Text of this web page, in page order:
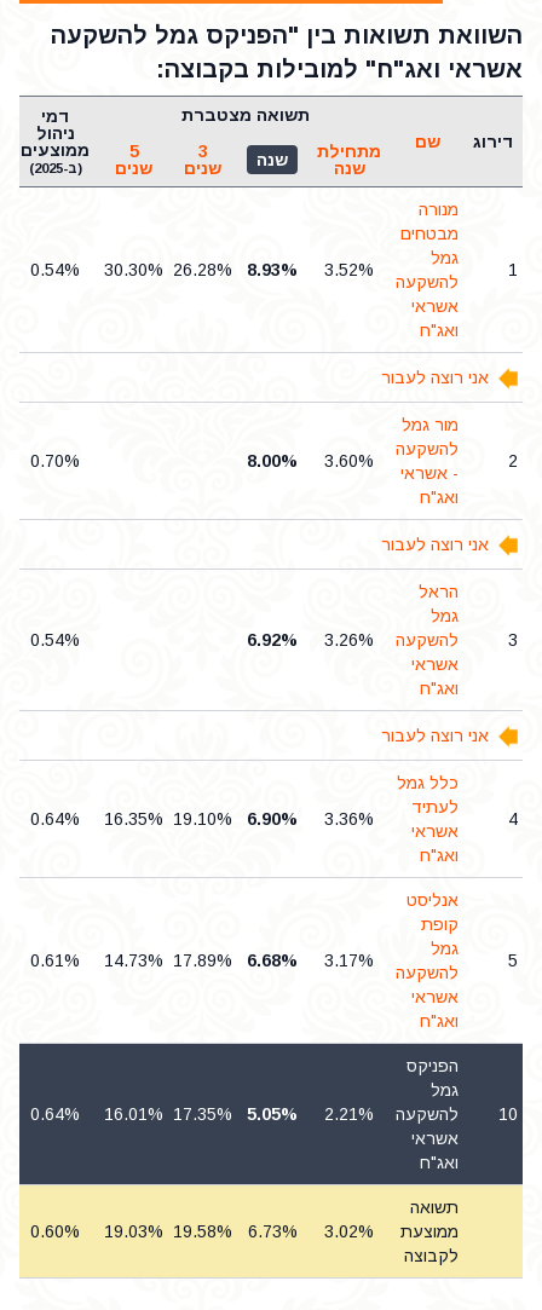
השוואת תשואות בין "הפניקס גמל להשקעה
אשראי ואג"ח" למובילות בקבוצה:
דירוג שם
תשואה מצטברת
דמי
ניהול
ממוצעים
(ב-2025)
מתחילת
שנה
שנה
3
שנים
5
שנים
1
מנורה
מבטחים
גמל
להשקעה
אשראי
ואג"ח
3.52%
8.93%
26.28%
30.30%
0.54%
אני רוצה לעבור
2
מור גמל
להשקעה
- אשראי
ואג"ח
3.60%
8.00%
0.70%
אני רוצה לעבור
3
הראל
גמל
להשקעה
אשראי
ואג"ח
3.26%
6.92%
0.54%
אני רוצה לעבור
4
כלל גמל
לעתיד
אשראי
ואג"ח
3.36%
6.90%
19.10%
16.35%
0.64%
5
אנליסט
קופת
גמל
להשקעה
אשראי
ואג"ח
3.17%
6.68%
17.89%
14.73%
0.61%
10
הפניקס
גמל
להשקעה
אשראי
ואג"ח
2.21%
5.05%
17.35%
16.01%
0.64%
תשואה
ממוצעת
לקבוצה
3.02%
6.73%
19.58%
19.03%
0.60%